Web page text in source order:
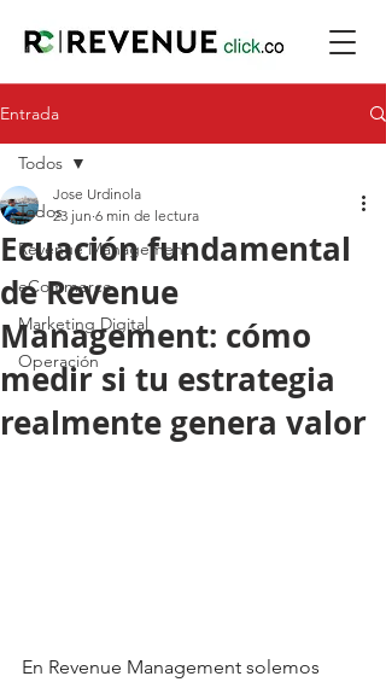
Entrada
Todos
Revenue Management
eCommerce
Marketing Digital
Operación
Todos
Ecuación fundamental
de Revenue
Management: cómo
medir si tu estrategia
realmente genera valor
Jose Urdinola
23 jun 6 min de lectura
En Revenue Management solemos